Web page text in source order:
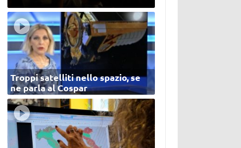
Troppi satelliti nello spazio, se
ne parla al Cospar